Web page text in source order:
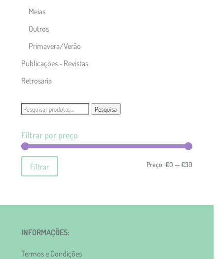
Meias
Outros
Primavera/Verão
Publicações - Revistas
Retrosaria
Pesquisar
Pesquisa
Filtrar por preço
Preço
Preço
Filtrar Preço: €0 —€30
INFORMAÇÕES:
Termos e Condições